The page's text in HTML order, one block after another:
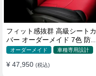
フィット感抜群 高級シートカ
バー オーダーメイド 7色 防水
レザー おしゃれ 全席セット
オーダーメイド 車種専用設計
¥ 47,950 (税込)